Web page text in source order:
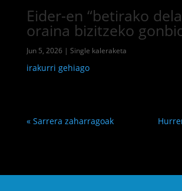
Eider-en “betirako
oraina bizitzeko
Jun 5, 2026 | Single kaleraketa
irakurri gehiago
« Sarrera zaharragoak